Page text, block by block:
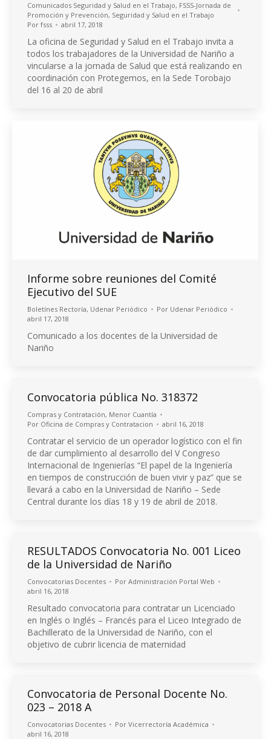
Comunicados Seguridad y Salud en el Trabajo, FSSS-Jornada de
Promoción y Prevención, Seguridad y Salud en el Trabajo
Por fsss abril 17, 2018
La oficina de Seguridad y Salud en el Trabajo invita a
todos los trabajadores de la Universidad de Nariño a
vincularse a la jornada de Salud que está realizando en
coordinación con Protegemos, en la Sede Torobajo
del 16 al 20 de abril
Informe sobre reuniones del Comité
Ejecutivo del SUE
Boletínes Rectoría, Udenar Periódico Por Udenar Periódico
abril 17, 2018
Comunicado a los docentes de la Universidad de
Nariño
Convocatoria pública No. 318372
Compras y Contratación, Menor Cuantía
Por Oficina de Compras y Contratacion abril 16, 2018
Contratar el servicio de un operador logístico con el fin
de dar cumplimiento al desarrollo del V Congreso
Internacional de Ingenierías “El papel de la Ingeniería
en tiempos de construcción de buen vivir y paz” que se
llevará a cabo en la Universidad de Nariño – Sede
Central durante los días 18 y 19 de abril de 2018.
RESULTADOS Convocatoria No. 001 Liceo
de la Universidad de Nariño
Convocatorias Docentes Por Administración Portal Web
abril 16, 2018
Resultado convocatoria para contratar un Licenciado
en Inglés o Inglés – Francés para el Liceo Integrado de
Bachillerato de la Universidad de Nariño, con el
objetivo de cubrir licencia de maternidad
Convocatoria de Personal Docente No.
023 – 2018 A
Convocatorias Docentes Por Vicerrectoría Académica
abril 16, 2018